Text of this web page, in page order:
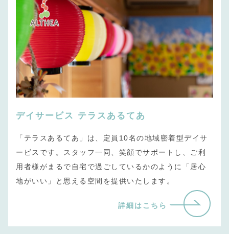
デイサービス テラスあるてあ
「テラスあるてあ」は、定員10名の地域密着型デイサ
ービスです。スタッフ一同、笑顔でサポートし、ご利
用者様がまるで自宅で過ごしているかのように「居心
地がいい」と思える空間を提供いたします。
詳細はこちら